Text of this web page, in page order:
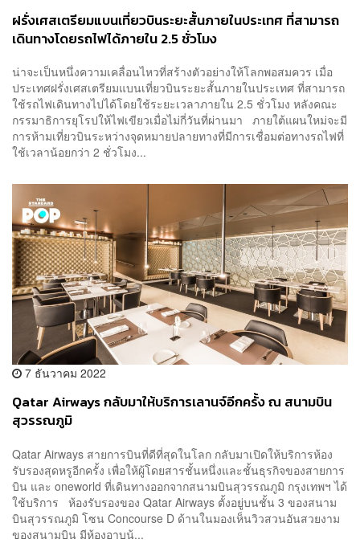
ฝรั่งเศสเตรียมแบนเที่ยวบินระยะสั้นภายในประเทศ ที่สามารถ
เดินทางโดยรถไฟได้ภายใน 2.5 ชั่วโมง
น่าจะเป็นหนึ่งความเคลื่อนไหวที่สร้างตัวอย่างให้โลกพอสมควร เมื่อ
ประเทศฝรั่งเศสเตรียมแบนเที่ยวบินระยะสั้นภายในประเทศ ที่สามารถ
ใช้รถไฟเดินทางไปได้โดยใช้ระยะเวลาภายใน 2.5 ชั่วโมง หลังคณะ
กรรมาธิการยุโรปให้ไฟเขียวเมื่อไม่กี่วันที่ผ่านมา ภายใต้แผนใหม่จะมี
การห้ามเที่ยวบินระหว่างจุดหมายปลายทางที่มีการเชื่อมต่อทางรถไฟที่
ใช้เวลาน้อยกว่า 2 ชั่วโมง...
7 ธันวาคม 2022
Qatar Airways กลับมาให้บริการเลานจ์อีกครั้ง ณ สนามบิน
สุวรรณภูมิ
Qatar Airways สายการบินที่ดีที่สุดในโลก กลับมาเปิดให้บริการห้อง
รับรองสุดหรูอีกครั้ง เพื่อให้ผู้โดยสารชั้นหนึ่งและชั้นธุรกิจของสายการ
บิน และ oneworld ที่เดินทางออกจากสนามบินสุวรรณภูมิ กรุงเทพฯ ได้
ใช้บริการ ห้องรับรองของ Qatar Airways ตั้งอยู่บนชั้น 3 ของสนาม
บินสุวรรณภูมิ โซน Concourse D ด้านในมองเห็นวิวสวนอันสวยงาม
ของสนามบิน มีห้องอาบน้...